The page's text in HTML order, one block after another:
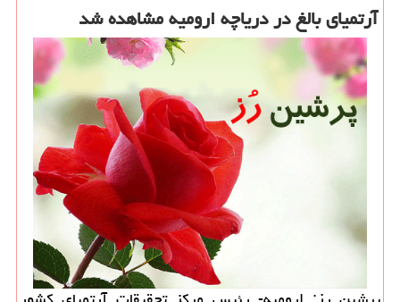
آرتمیای بالغ در دریاچه ارومیه مشاهده شد